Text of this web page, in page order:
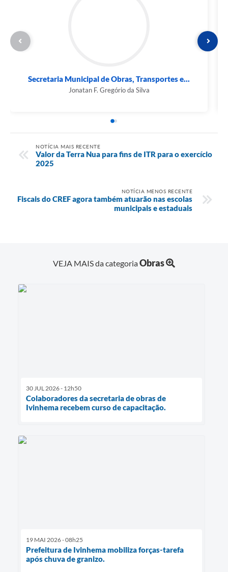
Secretaria Municipal de Obras, Transportes e...
Jonatan F. Gregório da Silva
NOTÍCIA MAIS RECENTE
Valor da Terra Nua para fins de ITR para o exercício
2025
NOTÍCIA MENOS RECENTE
Fiscais do CREF agora também atuarão nas escolas
municipais e estaduais
VEJA MAIS da categoriaObras
30 JUL 2026 - 12h50
Colaboradores da secretaria de obras de
Ivinhema recebem curso de capacitação.
19 MAI 2026 - 08h25
Prefeitura de Ivinhema mobiliza forças-tarefa
após chuva de granizo.